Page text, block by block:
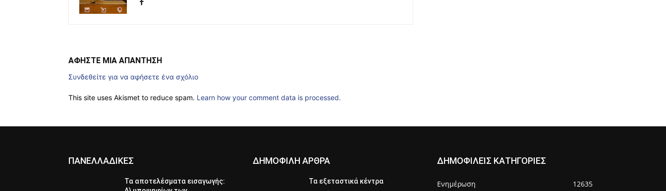
ΑΦΗΣΤΕ ΜΙΑ ΑΠΑΝΤΗΣΗ
Συνδεθείτε για να αφήσετε ένα σχόλιο
This site uses Akismet to reduce spam. Learn how your comment data is processed.
ΠΑΝΕΛΛΑΔΙΚΕΣ
Τα αποτελέσματα εισαγωγής:
ΔΗΜΟΦΙΛΗ ΑΡΘΡΑ
Τα εξεταστικά κέντρα
ΔΗΜΟΦΙΛΕΙΣ ΚΑΤΗΓΟΡΙΕΣ
Ενημέρωση
12635